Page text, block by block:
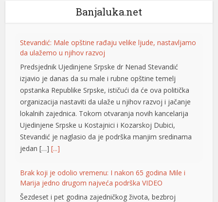
Banjaluka.net
Stevandić: Male opštine rađaju velike ljude, nastavljamo
da ulažemo u njihov razvoj
Predsjednik Ujedinjene Srpske dr Nenad Stevandić
izjavio je danas da su male i rubne opštine temelj
opstanka Republike Srpske, ističući da će ova politička
organizacija nastaviti da ulaže u njihov razvoj i jačanje
lokalnih zajednica. Tokom otvaranja novih kancelarija
Ujedinjene Srpske u Kostajnici i Kozarskoj Dubici,
Stevandić je naglasio da je podrška manjim sredinama
jedan […][...]
Brak koji je odolio vremenu: I nakon 65 godina Mile i
Marija jedno drugom najveća podrška VIDEO
Šezdeset i pet godina zajedničkog života, bezbroj